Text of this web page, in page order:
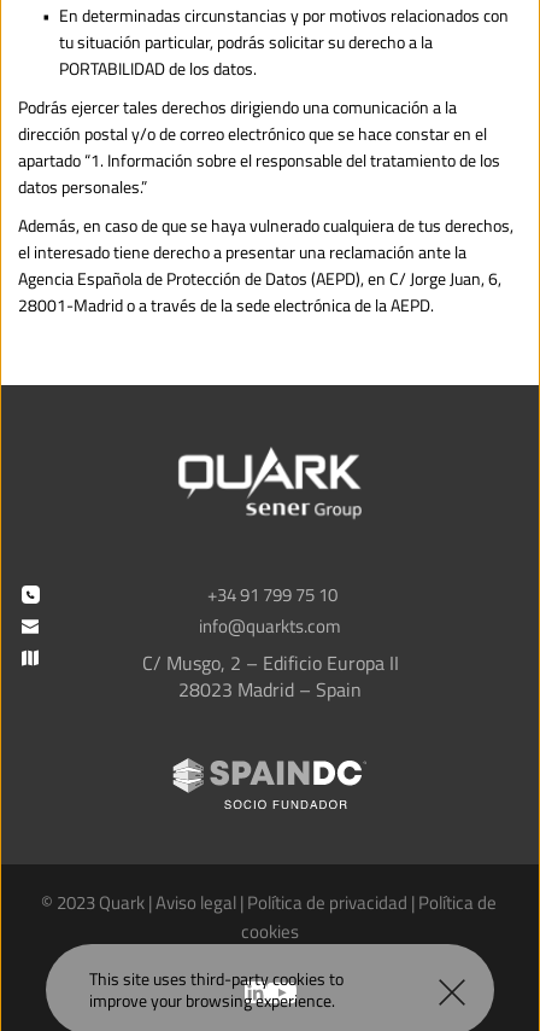
En determinadas circunstancias y por motivos relacionados con
tu situación particular, podrás solicitar su derecho a la
PORTABILIDAD de los datos.
Podrás ejercer tales derechos dirigiendo una comunicación a la
dirección postal y/o de correo electrónico que se hace constar en el
apartado “1. Información sobre el responsable del tratamiento de los
datos personales.”
Además, en caso de que se haya vulnerado cualquiera de tus derechos,
el interesado tiene derecho a presentar una reclamación ante la
Agencia Española de Protección de Datos (AEPD), en C/ Jorge Juan, 6,
28001-Madrid o a través de la sede electrónica de la AEPD.
+34 91 799 75 10
info@quarkts.com
C/ Musgo, 2 – Edificio Europa II
28023 Madrid – Spain
© 2023 Quark | Aviso legal | Política de privacidad | Política de
cookies
This site uses third-party cookies to
improve your browsing experience.